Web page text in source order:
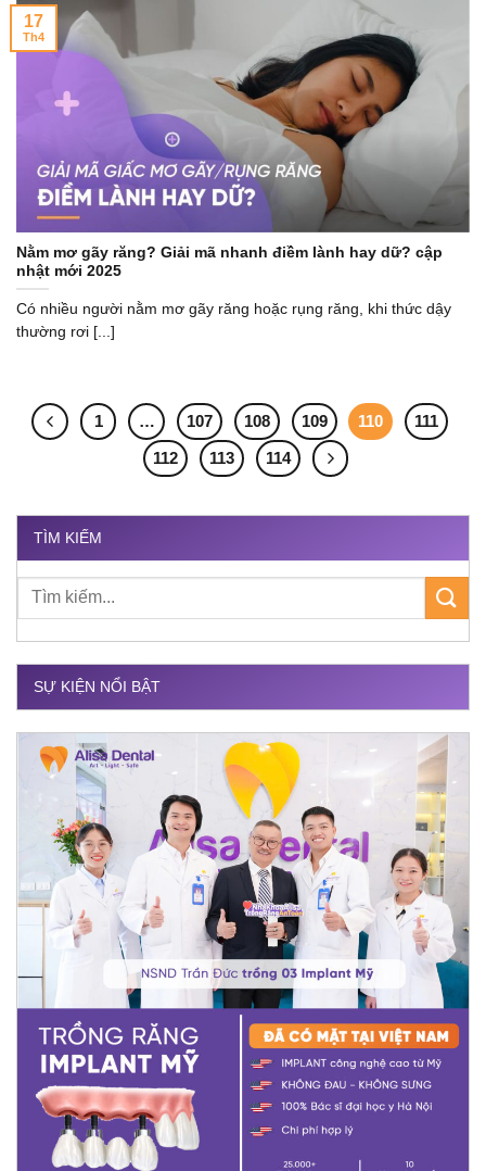
Nằm mơ gãy răng? Giải mã nhanh điềm lành hay dữ? cập
nhật mới 2025
Có nhiều người nằm mơ gãy răng hoặc rụng răng, khi thức dậy
thường rơi [...]
17
Th4
1 … 107 108 109 110
111
112
113 114
TÌM KIẾM
SỰ KIỆN NỔI BẬT